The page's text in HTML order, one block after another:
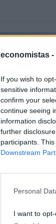
economistas -
If you wish to
sensitive
confirm your
continue seeing
information
further
participants.
Downstream
Personal
I want to